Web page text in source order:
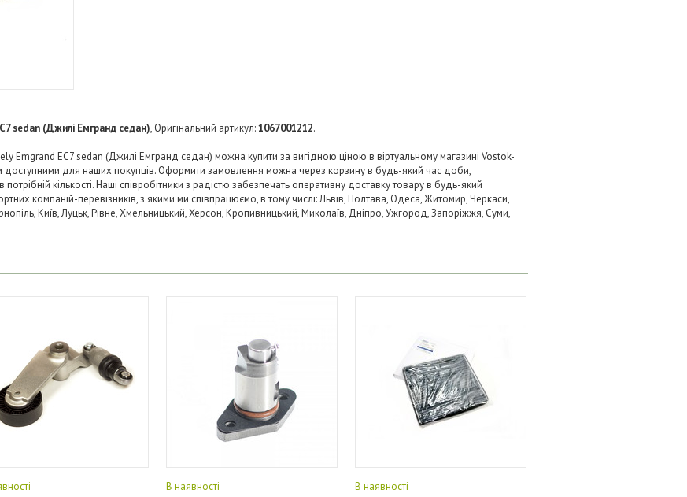
sedan (Джилі Емгранд седан), Оригінальний артикул:1067001212.
Emgrand EC7 sedan (Джилі Емгранд седан) можна купити за вигідною ціною в віртуальному магазині Vostok-
для наших покупців. Оформити замовлення можна через корзину в будь-який час доби,
кількості. Наші співробітники з радістю забезпечать оперативну доставку товару в будь-який
компаній-перевізників, з якими ми співпрацюємо, в тому числі: Львів, Полтава, Одеса, Житомир, Черкаси,
Київ, Луцьк, Рівне, Хмельницький, Херсон, Кропивницький, Миколаїв, Дніпро, Ужгород, Запоріжжя, Суми,
В наявності В наявності